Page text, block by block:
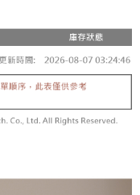
審査」に未通過の状況が
ないことを意味し、評価
OP Pay Later」は毎月の
ます。
コンビニバーコード／台湾
が届きます。アプリ会員
す。
確かめてから、SMSまた
ATM/オンラインバンキン
場合があります（例：予